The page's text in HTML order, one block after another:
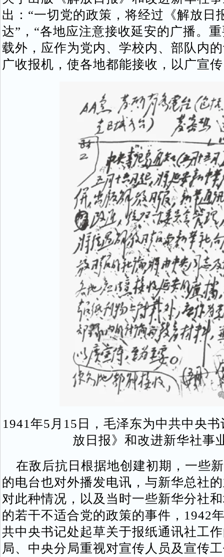
出：“一切党的政策，将经过《解放日
达”，“各地应注意接收延安的广播。
载外，应作为党内、学校内、部队内
广收报机，使各地都能接收，以广宣
1941年5月15日，毛泽东为中共中央
放日报》和改进新华社事
在敌后抗日根据地创建初期，一些
的电台也对外播发电讯，与新华总社
对此种情况，以及当时一些新华分社
的若干不适合党的政策的事件，1942
共中央书记处起草关于报纸通讯社工
局、中央分局重视对宣传人员及宣传